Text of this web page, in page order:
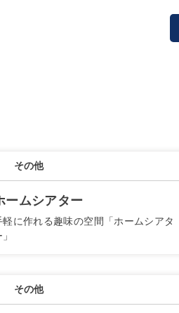
その他
ームシアター
軽に作れる趣味の空間「ホームシアタ
その他